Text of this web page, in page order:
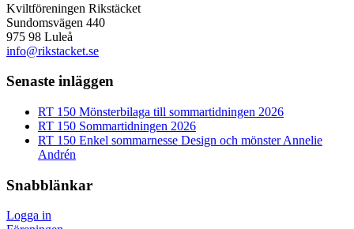
Kviltföreningen Rikstäcket
Sundomsvägen 440
975 98 Luleå
info@rikstacket.se
Senaste inläggen
RT 150 Mönsterbilaga till sommartidningen 2026
RT 150 Sommartidningen 2026
RT 150 Enkel sommarnesse Design och mönster Annelie
Andrén
Snabblänkar
Logga in